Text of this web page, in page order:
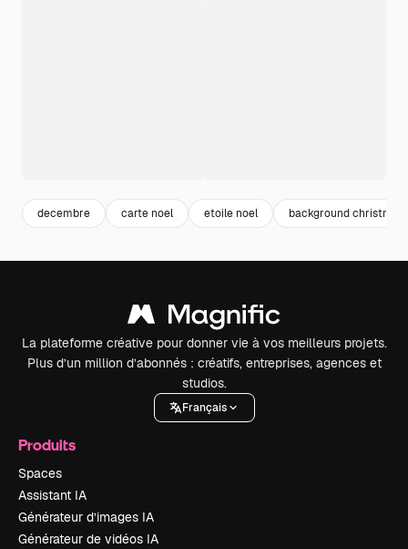
decembre carte noel etoile noel background christmas
La plateforme créative pour donner vie à vos meilleurs projets.
Plus d’un million d’abonnés : créatifs, entreprises, agences et
studios.
Français
Produits
Spaces
Assistant IA
Générateur d’images IA
Générateur de vidéos IA